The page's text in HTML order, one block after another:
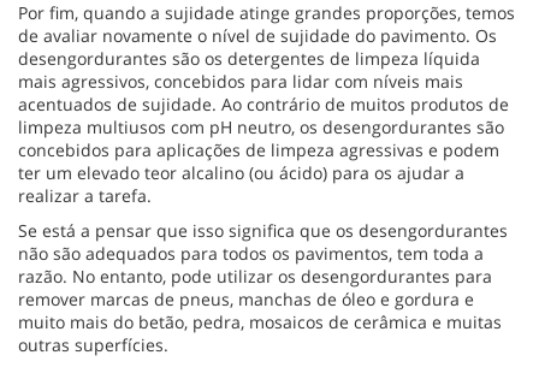
Por fim, quando a sujidade atinge grandes proporções, temos
de avaliar novamente o nível de sujidade do pavimento. Os
desengordurantes são os detergentes de limpeza líquida
mais agressivos, concebidos para lidar com níveis mais
acentuados de sujidade. Ao contrário de muitos produtos de
limpeza multiusos com pH neutro, os desengordurantes são
concebidos para aplicações de limpeza agressivas e podem
ter um elevado teor alcalino (ou ácido) para os ajudar a
realizar a tarefa.
Se está a pensar que isso significa que os desengordurantes
não são adequados para todos os pavimentos, tem toda a
razão. No entanto, pode utilizar os desengordurantes para
remover marcas de pneus, manchas de óleo e gordura e
muito mais do betão, pedra, mosaicos de cerâmica e muitas
outras superfícies.